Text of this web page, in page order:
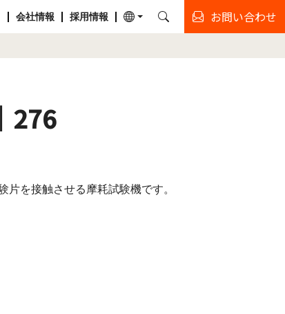
会社情報 採用情報 お問い合わせ
276
片を接触させる摩耗試験機です。